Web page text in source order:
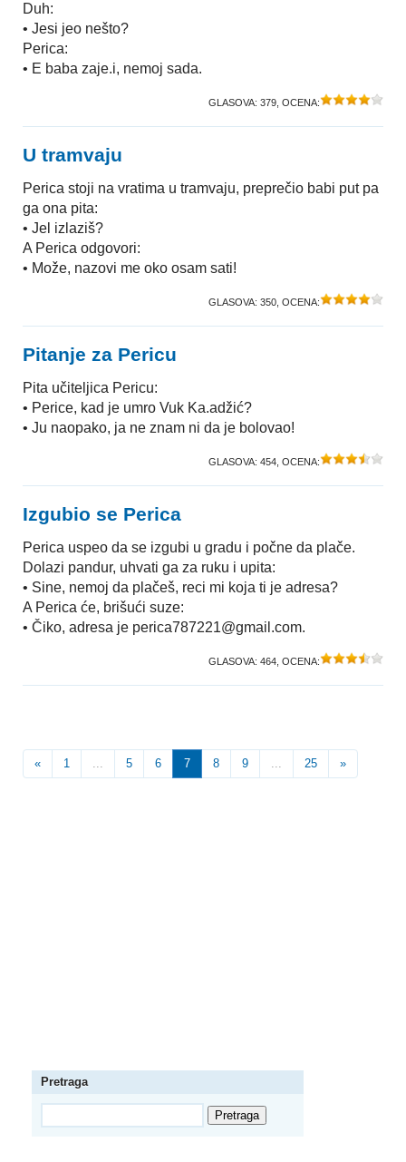
Duh:
• Jesi jeo nešto?
Perica:
• E baba zaje.i, nemoj sada.
GLASOVA: 379 , OCENA:
U tramvaju
Perica stoji na vratima u tramvaju, preprečio babi put pa
ga ona pita:
• Jel izlaziš?
A Perica odgovori:
• Može, nazovi me oko osam sati!
GLASOVA: 350 , OCENA:
Pitanje za Pericu
Pita učiteljica Pericu:
• Perice, kad je umro Vuk Ka.adžić?
• Ju naopako, ja ne znam ni da je bolovao!
GLASOVA: 454 , OCENA:
Izgubio se Perica
Perica uspeo da se izgubi u gradu i počne da plače.
Dolazi pandur, uhvati ga za ruku i upita:
• Sine, nemoj da plačeš, reci mi koja ti je adresa?
A Perica će, brišući suze:
• Čiko, adresa je perica787221@gmail.com.
GLASOVA: 464 , OCENA:
« 1 ... 5 6 7 8 9 ... 25 »
Pretraga